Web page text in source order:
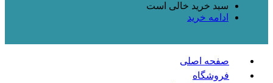
سبد خرید خالی است
ادامه خرید
صفحه اصلی
فروشگاه